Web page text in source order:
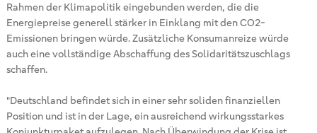
Rahmen der Klimapolitik eingebunden werden, die die
Energiepreise generell stärker in Einklang mit den CO2-
Emissionen bringen würde. Zusätzliche Konsumanreize würde
auch eine vollständige Abschaffung des Solidaritätszuschlags
schaffen.
"Deutschland befindet sich in einer sehr soliden finanziellen
Position und ist in der Lage, ein ausreichend wirkungsstarkes